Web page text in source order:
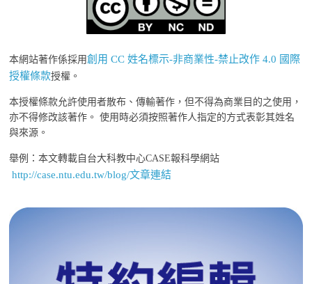
本網站著作係採用創用 CC 姓名標示-非商業性-禁止改作 4.0 國際
授權條款授權。
本授權條款允許使用者散布、傳輸著作，但不得為商業目的之使用，
亦不得修改該著作。 使用時必須按照著作人指定的方式表彰其姓名
與來源。
舉例：本文轉載自台大科教中心CASE報科學網站
http://case.ntu.edu.tw/blog/文章連結